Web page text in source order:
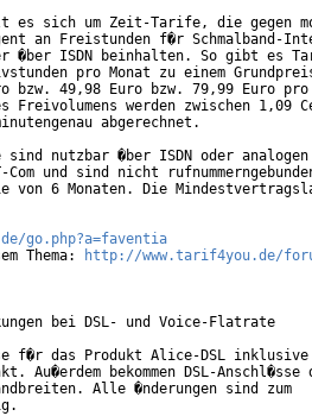
es sich um Zeit-Tarife, die gegen
an Freistunden f�r Schmalband-
�ber ISDN beinhalten. So gibt es
pro Monat zu einem
bzw. 49,98 Euro bzw. 79,99 Euro pro
Freivolumens werden zwischen 1,09
abgerechnet.
nutzbar �ber ISDN oder analogen
und sind nicht
6 Monaten. Die
go.php?a=faventia
Thema:
http://www.tarif4you.de/
bei DSL- und Voice-Flatrate
f�r das Produkt Alice-DSL inklusive
Au�erdem bekommen DSL-Anschl�sse
Alle �nderungen sind zum